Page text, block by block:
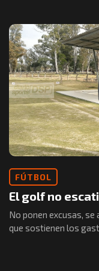
FÚTBOL
El golf no
No ponen excusas,
que sostienen los